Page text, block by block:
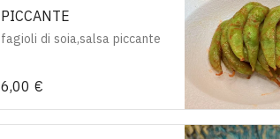
PICCANTE
fagioli di soia,salsa piccante
6,00 €